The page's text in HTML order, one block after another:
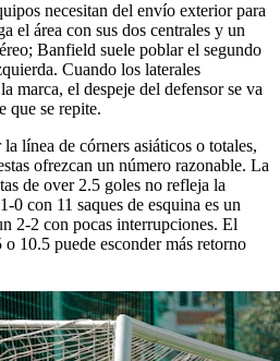
necesitan del envío exterior para
el área con sus dos centrales y un
Banfield suele poblar el segundo
Cuando los laterales
marca, el despeje del defensor se va
que se repite.
línea de córners asiáticos o totales,
ofrezcan un número razonable. La
de over 2.5 goles no refleja la
0 con 11 saques de esquina es un
2-2 con pocas interrupciones. El
10.5 puede esconder más retorno